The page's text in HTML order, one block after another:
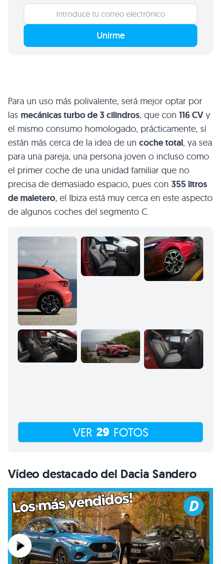
Unirme
Para un uso más polivalente, será mejor optar por
las mecánicas turbo de 3 cilindros, que con 116 CV y
el mismo consumo homologado, prácticamente, sí
están más cerca de la idea de un coche total, ya sea
para una pareja, una persona joven o incluso como
el primer coche de una unidad familiar que no
precisa de demasiado espacio, pues con 355 litros
de maletero, el Ibiza está muy cerca en este aspecto
de algunos coches del segmento C.
VER 29 FOTOS
Vídeo destacado del Dacia Sandero